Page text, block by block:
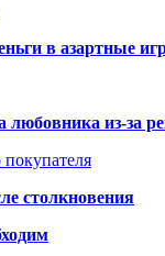
в азартные
из-за
столкновения